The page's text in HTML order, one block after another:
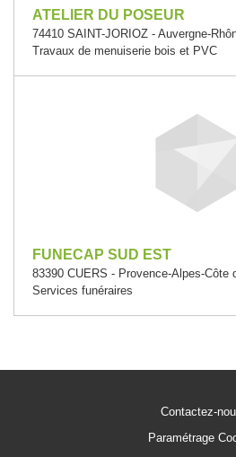
ATELIER DU POSEUR
74410 SAINT-JORIOZ - Auvergne-
Travaux de menuiserie bois et PVC
FUNECAP SUD EST
83390 CUERS - Provence-Alpes-Côte
Services funéraires
Contactez-
Paramétrage